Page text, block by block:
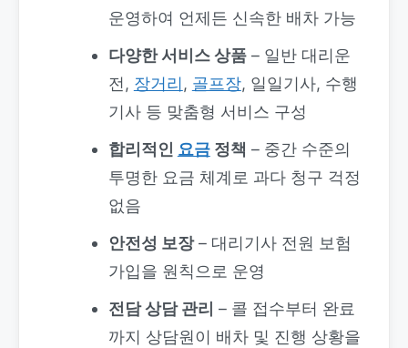
운영하여 언제든 신속한 배차 가능
다양한 서비스 상품– 일반 대리운
전, 장거리, 골프장, 일일기사, 수행
기사 등 맞춤형 서비스 구성
합리적인 요금정책 – 중간 수준의
투명한 요금 체계로 과다 청구 걱정
없음
안전성 보장– 대리기사 전원 보험
가입을 원칙으로 운영
전담 상담 관리 – 콜 접수부터 완료
까지 상담원이 배차 및 진행 상황을